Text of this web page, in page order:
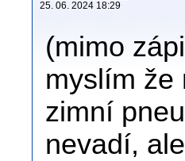
25. 06. 2024 18:29
(mimo
myslím že
zimní
nevadí,